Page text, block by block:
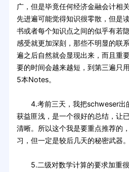
广，但是毕竟任何经济金融会计相
先进遍可能觉得知识很零散，但是
书或者每个知识点之间的似乎有若
感受就更加深刻，那些不明显的联
遍之后自然就会显现出来，而且重
要的时间会越来越短，到第三遍只
5本Notes。
4.考前三天，我把schweser出
获益匪浅，是一个很好的总结，让
清晰。所以这个我是要重点推荐的
习，但一定是较后几天的秘密武器。
5.二级对数学计算的要求加重很